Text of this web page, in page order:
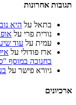
תגובות אחרונות
בתאל על היא
נורית פרי על
עמית על עוד
ארז פודולי על
בחנוכה במוסף
גיורא פישר על
ארכיונים